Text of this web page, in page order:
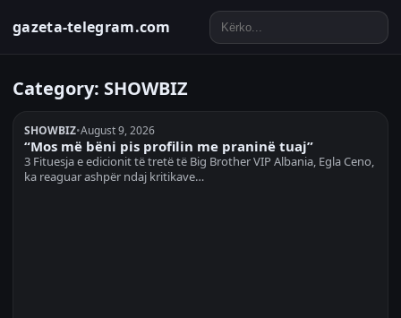
gazeta-telegram.com
Category: SHOWBIZ
SHOWBIZ•August 9, 2026
“Mos më bëni pis profilin me praninë tuaj”
3 Fituesja e edicionit të tretë të Big Brother VIP Albania, Egla Ceno,
ka reaguar ashpër ndaj kritikave…